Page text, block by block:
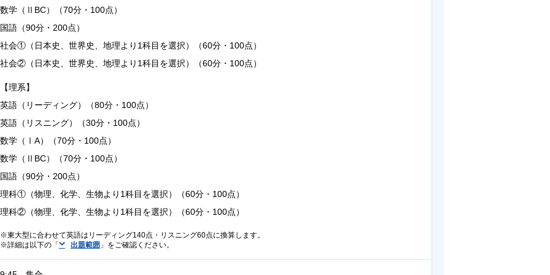
数学（ⅡBC）（70分・100点）
国語（90分・200点）
社会①（日本史、世界史、地理より1科目を選択）（60分・100点）
社会②（日本史、世界史、地理より1科目を選択）（60分・100点）
【理系】
英語（リーディング）（80分・100点）
英語（リスニング）（30分・100点）
数学（ⅠA）（70分・100点）
数学（ⅡBC）（70分・100点）
国語（90分・200点）
理科①（物理、化学、生物より1科目を選択）（60分・100点）
理科②（物理、化学、生物より1科目を選択）（60分・100点）
東大型に合わせて英語はリーディング140点・リスニング60点に換算します。
詳細は以下の「
出題範囲 」をご確認ください。